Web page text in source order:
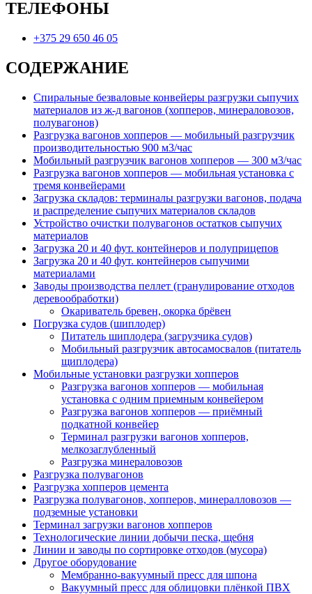
ТЕЛЕФОНЫ
+375 29 650 46 05
СОДЕРЖАНИЕ
Спиральные безваловые конвейеры разгрузки сыпучих
материалов из ж-д вагонов (хопперов, минераловозов,
полувагонов)
Разгрузка вагонов хопперов — мобильный разгрузчик
производительностью 900 м3/час
Мобильный разгрузчик вагонов хопперов — 300 м3/час
Разгрузка вагонов хопперов — мобильная установка с
тремя конвейерами
Загрузка складов: терминалы разгрузки вагонов, подача
и распределение сыпучих материалов складов
Устройство очистки полувагонов остатков сыпучих
материалов
Загрузка 20 и 40 фут. контейнеров и полуприцепов
Загрузка 20 и 40 фут. контейнеров сыпучими
материалами
Заводы производства пеллет (гранулирование отходов
деревообработки)
Окариватель бревен, окорка брёвен
Погрузка судов (шиплодер)
Питатель шиплодера (загрузчика судов)
Мобильный разгрузчик автосамосвалов (питатель
щиплодера)
Мобильные установки разгрузки хопперов
Разгрузка вагонов хопперов — мобильная
установка с одним приемным конвейером
Разгрузка вагонов хопперов — приёмный
подкатной конвейер
Терминал разгрузки вагонов хопперов,
мелкозаглубленный
Разгрузка минераловозов
Разгрузка полувагонов
Разгрузка хопперов цемента
Разгрузка полувагонов, хопперов, минералловозов —
подземные установки
Терминал загрузки вагонов хопперов
Технологические линии добычи песка, щебня
Линии и заводы по сортировке отходов (мусора)
Другое оборудование
Мембранно-вакуумный пресс для шпона
Вакуумный пресс для облицовки плёнкой ПВХ